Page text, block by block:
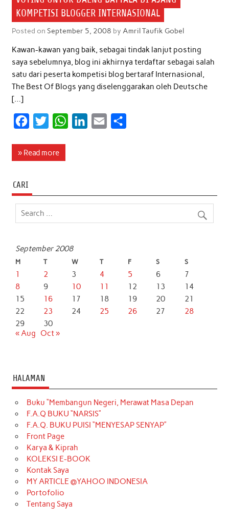
KOMPETISI BLOGGER INTERNASIONAL
Posted on September 5, 2008 by Amril Taufik Gobel
Kawan-kawan yang baik, sebagai tindak lanjut posting
saya sebelumnya, blog ini akhirnya terdaftar sebagai salah
satu dari peserta kompetisi blog bertaraf Internasional,
The Best Of Blogs yang diselenggarakan oleh Deutsche
[…]
c
o
o
i
e
W
A
d
» Read more
CARI
September 2008
M T W T F S S
1 2 3 4 5 6
7
8
9 10 11 12 13
14
15
16 17 18 19 20
21
22
23 24 25 26 27
28
29
30
« Aug
Oct »
HALAMAN
Buku “Membangun Negeri, Merawat Masa Depan
F.A.Q BUKU “NARSIS”
F.A.Q. BUKU PUISI “MENYESAP SENYAP”
Front Page
Karya & Kiprah
KOLEKSI E-BOOK
Kontak Saya
MY ARTICLE @YAHOO INDONESIA
Portofolio
Tentang Saya